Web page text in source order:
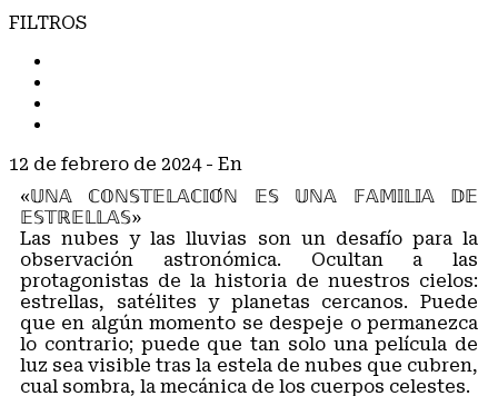
FILTROS
12 de febrero de 2024 - En
«𝕌ℕ𝔸 ℂ𝕆ℕ𝕊𝕋𝔼𝕃𝔸ℂ𝕀𝕆́ℕ 𝔼𝕊 𝕌ℕ𝔸 𝔽𝔸𝕄𝕀𝕃𝕀𝔸 𝔻𝔼
𝔼𝕊𝕋ℝ𝔼𝕃𝕃𝔸𝕊»
Las nubes y las lluvias son un desafío para la
observación astronómica. Ocultan a las
protagonistas de la historia de nuestros cielos:
estrellas, satélites y planetas cercanos. Puede
que en algún momento se despeje o permanezca
lo contrario; puede que tan solo una película de
luz sea visible tras la estela de nubes que cubren,
cual sombra, la mecánica de los cuerpos celestes.